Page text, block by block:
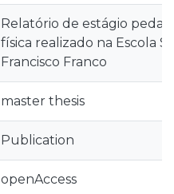
Relatório de estágio
física realizado na Escola
Francisco Franco
master thesis
Publication
openAccess